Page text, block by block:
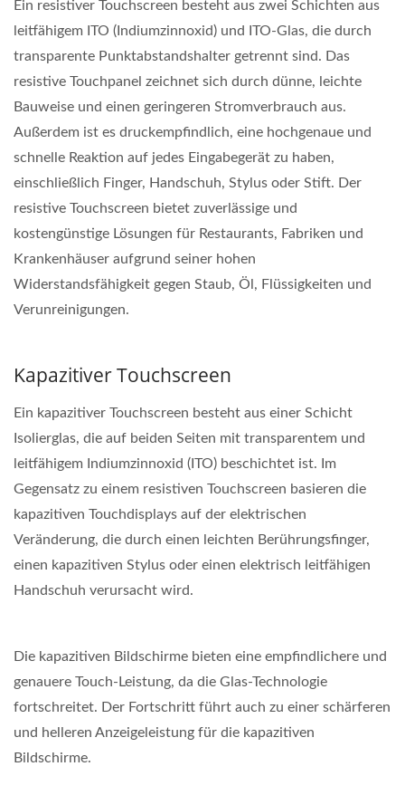
Ein resistiver Touchscreen besteht aus zwei Schichten aus
leitfähigem ITO (Indiumzinnoxid) und ITO-Glas, die durch
transparente Punktabstandshalter getrennt sind. Das
resistive Touchpanel zeichnet sich durch dünne, leichte
Bauweise und einen geringeren Stromverbrauch aus.
Außerdem ist es druckempfindlich, eine hochgenaue und
schnelle Reaktion auf jedes Eingabegerät zu haben,
einschließlich Finger, Handschuh, Stylus oder Stift. Der
resistive Touchscreen bietet zuverlässige und
kostengünstige Lösungen für Restaurants, Fabriken und
Krankenhäuser aufgrund seiner hohen
Widerstandsfähigkeit gegen Staub, Öl, Flüssigkeiten und
Verunreinigungen.
Kapazitiver Touchscreen
Ein kapazitiver Touchscreen besteht aus einer Schicht
Isolierglas, die auf beiden Seiten mit transparentem und
leitfähigem Indiumzinnoxid (ITO) beschichtet ist. Im
Gegensatz zu einem resistiven Touchscreen basieren die
kapazitiven Touchdisplays auf der elektrischen
Veränderung, die durch einen leichten Berührungsfinger,
einen kapazitiven Stylus oder einen elektrisch leitfähigen
Handschuh verursacht wird.
Die kapazitiven Bildschirme bieten eine empfindlichere und
genauere Touch-Leistung, da die Glas-Technologie
fortschreitet. Der Fortschritt führt auch zu einer schärferen
und helleren Anzeigeleistung für die kapazitiven
Bildschirme.